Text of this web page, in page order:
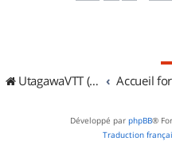
UtagawaVTT (Randos VTT et VTTAE avec traces GPS) Accueil
Développé par phpBB®
Traduction